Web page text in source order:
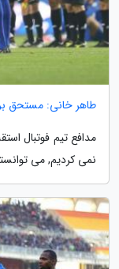
طاهر خانی: مستحق
مدافع تیم فوتبال
نمی کردیم, می